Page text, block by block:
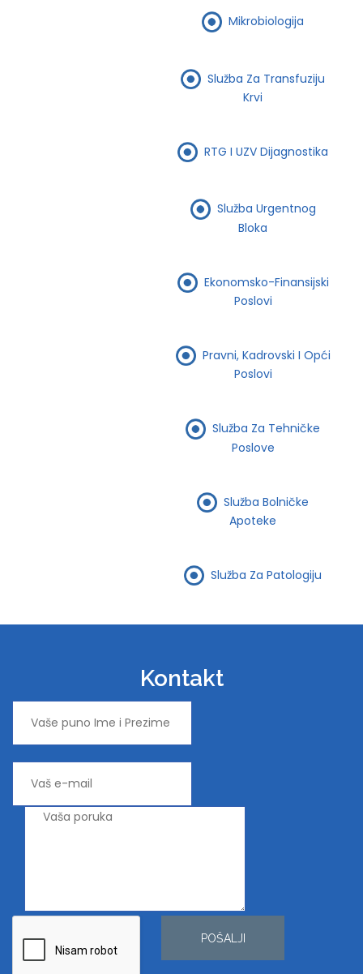
Mikrobiologija
Služba Za Transfuziju
Krvi
RTG I UZV Dijagnostika
Služba Urgentnog
Bloka
Ekonomsko-Finansijski
Poslovi
Pravni, Kadrovski I Opći
Poslovi
Služba Za Tehničke
Poslove
Služba Bolničke
Apoteke
Služba Za Patologiju
Kontakt
POŠALJI